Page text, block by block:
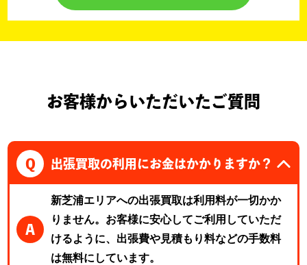
お客様からいただいたご質問
Q 出張買取の利用にお金はかかりますか？
A
新芝浦エリアへの出張買取は利用料が一切かか
りません。お客様に安心してご利用していただ
けるように、出張費や見積もり料などの手数料
は無料にしています。